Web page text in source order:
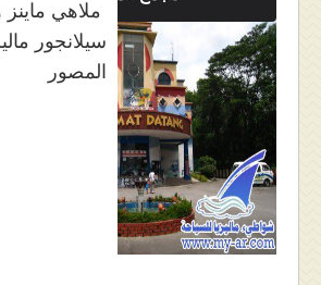
ملاهي ماينز
سيلانجور
المصور